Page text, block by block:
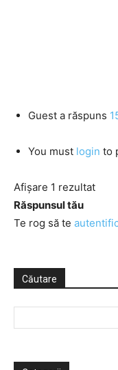
Guest a răspuns
You must login to
Afișare 1 rezultat
Răspunsul tău
Te rog să te
Căutare